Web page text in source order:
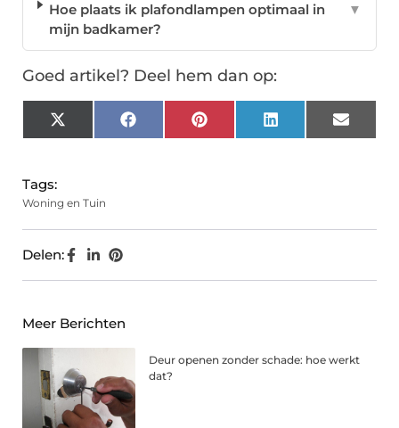
Hoe plaats ik plafondlampen optimaal in
mijn badkamer?
▼
Goed artikel? Deel hem dan op:
X
(Twitter)
FacebookPinterest LinkedIn Email
Tags:
Woning en Tuin
Delen:
Meer Berichten
Deur openen zonder schade: hoe werkt
dat?